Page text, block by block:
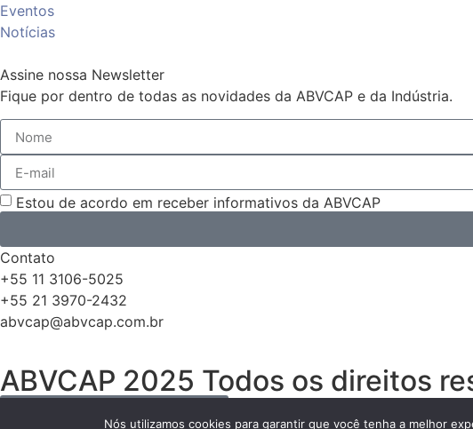
Eventos
Notícias
Assine nossa Newsletter
Fique por dentro de todas as novidades da ABVCAP e da Indústria.
Estou de acordo em receber informativos da ABVCAP
Contato
+55 11 3106-5025
+55 21 3970-2432
abvcap@abvcap.com.br
ABVCAP 2025 Todos os direitos
Nós utilizamos cookies para garantir que você tenha a melhor